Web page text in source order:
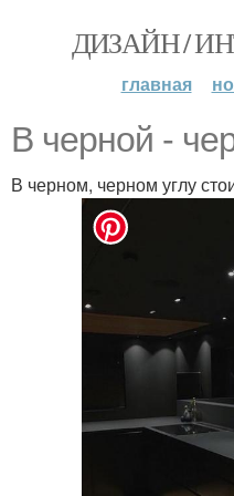
ДИЗАЙН /
главная
В черной -
В черном, черном углу